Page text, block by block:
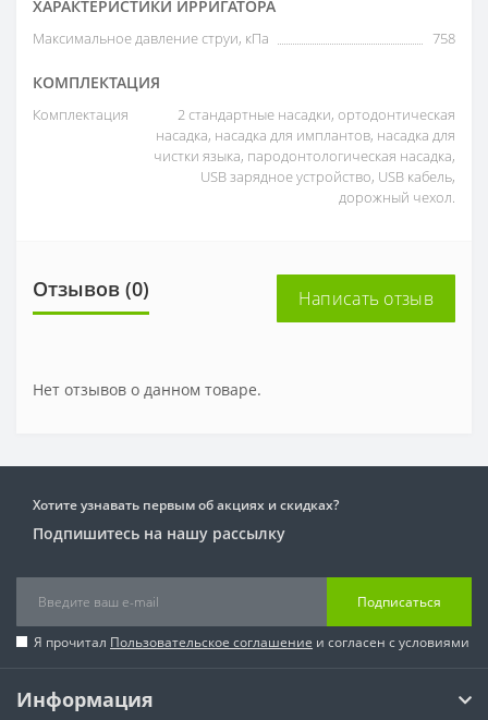
ХАРАКТЕРИСТИКИ ИРРИГАТОРА
Максимальное давление струи, кПа 758
КОМПЛЕКТАЦИЯ
Комплектация
2 стандартные насадки, ортодонтическая
насадка, насадка для имплантов, насадка для
чистки языка, пародонтологическая насадка,
USB зарядное устройство, USB кабель,
дорожный чехол.
Отзывов (0) Написать отзыв
Нет отзывов о данном товаре.
Хотите узнавать первым об акциях и скидках?
Подпишитесь на нашу рассылку
Подписаться
Я прочитал Пользовательское соглашение и согласен с условиями
Информация